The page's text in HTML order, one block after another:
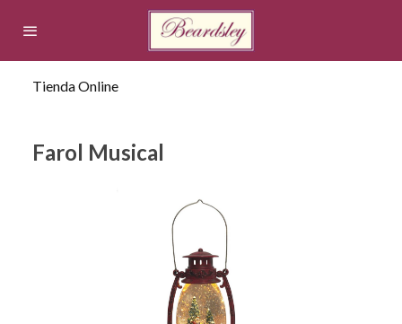
Tienda Online
Farol Musical